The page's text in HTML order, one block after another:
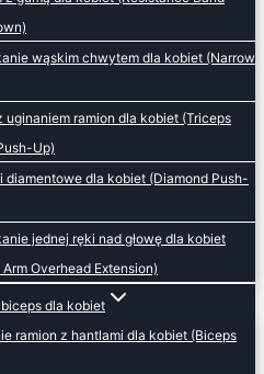
wąskim chwytem dla kobiet (Narrow
uginaniem ramion dla kobiet (Triceps
Up)
diamentowe dla kobiet (Diamond Push-
jednej ręki nad głowę dla kobiet
Arm Overhead Extension)
dla kobiet
ramion z hantlami dla kobiet (Biceps